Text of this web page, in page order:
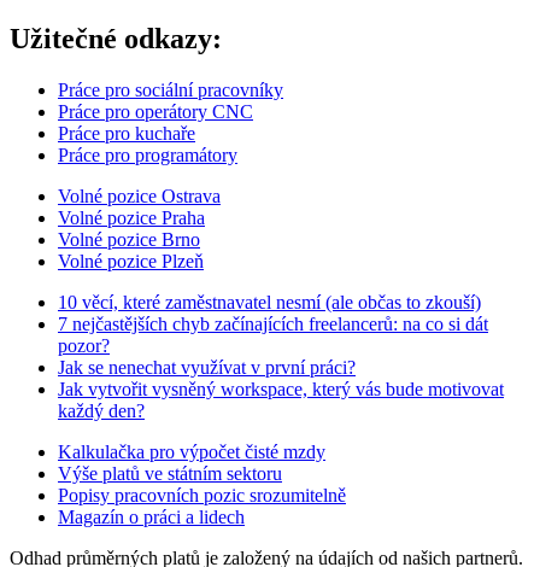
Užitečné odkazy:
Práce pro sociální pracovníky
Práce pro operátory CNC
Práce pro kuchaře
Práce pro programátory
Volné pozice Ostrava
Volné pozice Praha
Volné pozice Brno
Volné pozice Plzeň
10 věcí, které zaměstnavatel nesmí (ale občas to zkouší)
7 nejčastějších chyb začínajících freelancerů: na co si dát
pozor?
Jak se nenechat využívat v první práci?
Jak vytvořit vysněný workspace, který vás bude motivovat
každý den?
Kalkulačka pro výpočet čisté mzdy
Výše platů ve státním sektoru
Popisy pracovních pozic srozumitelně
Magazín o práci a lidech
Odhad průměrných platů je založený na údajích od našich partnerů.